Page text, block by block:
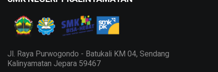
Jl. Raya Purwogondo - Batukali KM 04, Sendang
Kalinyamatan Jepara 59467